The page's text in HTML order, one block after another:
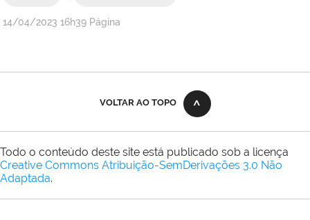
publicado
14/04/2023 16h39 Página
VOLTAR AO TOPO
Todo o conteúdo deste site está publicado sob a licença
Creative Commons Atribuição-SemDerivações 3.0 Não
Adaptada.